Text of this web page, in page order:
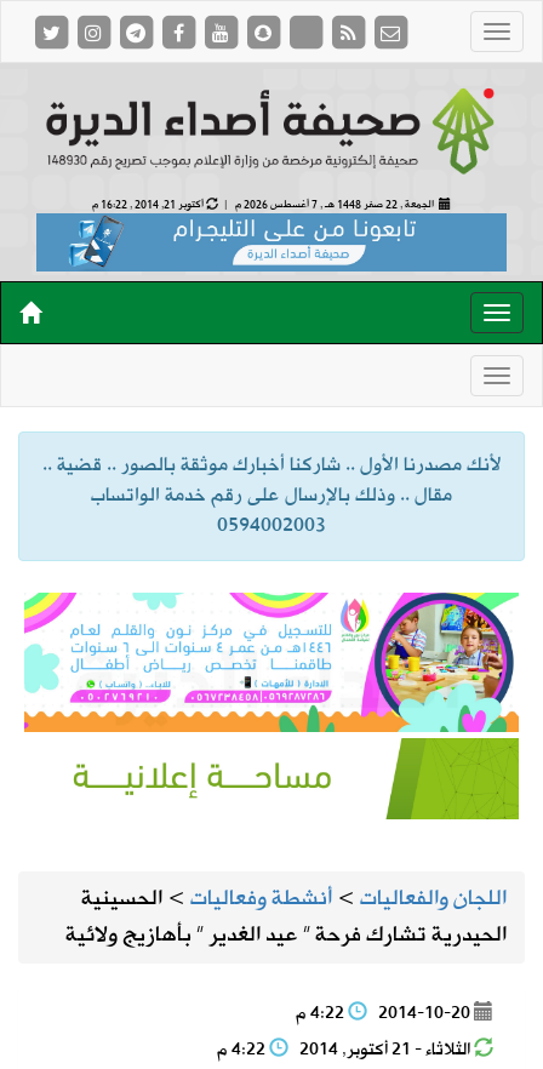
الجمعة , 22 صفر 1448 هـ , 7 أغسطس 2026 م | أكتوبر 21, 2014 , 16:22 م
لأنك مصدرنا الأول .. شاركنا أخبارك موثقة بالصور .. قضية ..
مقال .. وذلك بالإرسال على رقم خدمة الواتساب
0594002003
اللجان والفعاليات>أنشطة وفعاليات>الحسينية
الحيدرية تشارك فرحة ” عيد الغدير ” بأهازيج ولائية
2014-10-20
الثلاثاء - 21 أكتوبر, 2014